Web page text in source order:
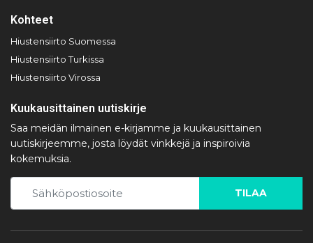
Kohteet
Hiustensiirto Suomessa
Hiustensiirto Turkissa
Hiustensiirto Virossa
Kuukausittainen uutiskirje
Saa meidän ilmainen e-kirjamme ja kuukausittainen
uutiskirjeemme, josta löydät vinkkejä ja inspiroivia
kokemuksia.
TILAA